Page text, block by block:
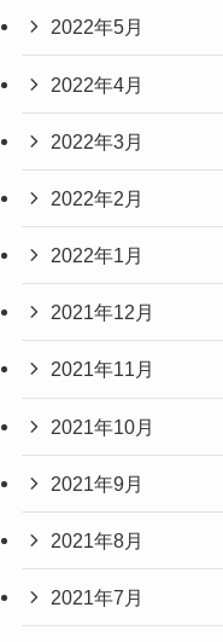
2022年5月
2022年4月
2022年3月
2022年2月
2022年1月
2021年12月
2021年11月
2021年10月
2021年9月
2021年8月
2021年7月